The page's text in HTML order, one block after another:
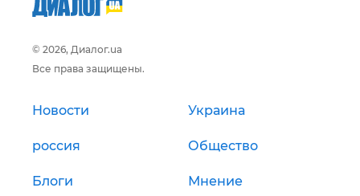
© 2026, Диалог.ua
Все права защищены.
Новости Украина
россия Общество
Блоги Мнение